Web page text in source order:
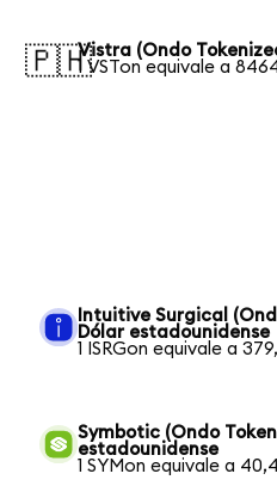
🇵🇭Vistra (Ondo
1 VSTon equivale a
Intuitive Surgical
Dólar estadounidense
1 ISRGon equivale a
Symbotic (Ondo
estadounidense
1 SYMon equivale a